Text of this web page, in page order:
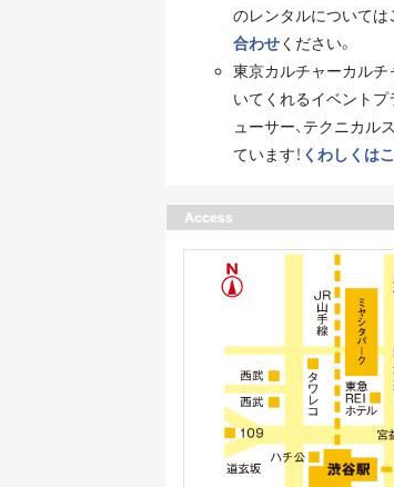
のレンタルについては
合わせください。
東京カルチャーカルチ
いてくれるイベントプ
ューサー、テクニカル
ています！ くわしくはこ
Access